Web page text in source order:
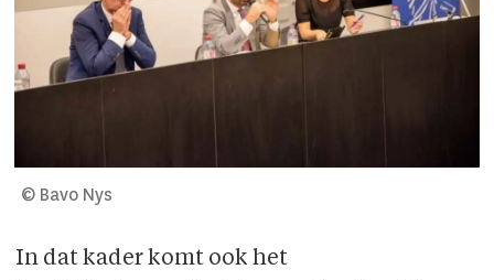
© Bavo Nys
In dat kader komt ook het